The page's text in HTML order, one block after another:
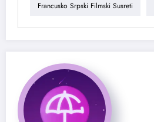
Francusko Srpski Filmski Susreti